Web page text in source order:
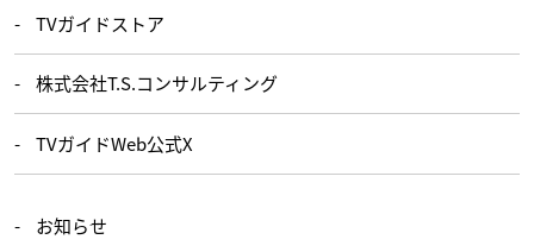
TVガイドストア
株式会社T.S.コンサルティング
TVガイドWeb公式X
お知らせ